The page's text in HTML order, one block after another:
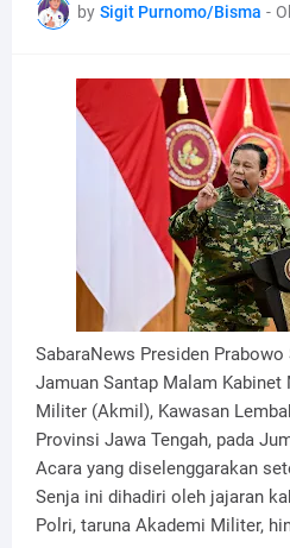
by Sigit Purnomo/Bisma -
SabaraNews Presiden
Jamuan Santap Malam Kabinet
Militer (Akmil), Kawasan
Provinsi Jawa Tengah, pada
Acara yang diselenggarakan
Senja ini dihadiri oleh jajaran
Polri, taruna Akademi Militer,